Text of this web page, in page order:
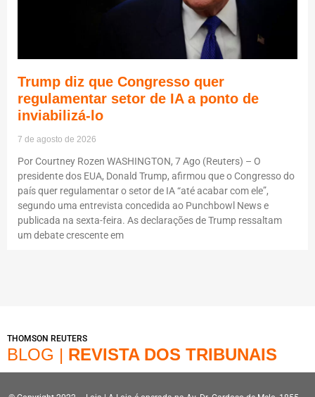
Trump diz que Congresso quer
regulamentar setor de IA a ponto de
inviabilizá-lo
7 de agosto de 2026
Por Courtney Rozen WASHINGTON, 7 Ago (Reuters) – O
presidente dos EUA, Donald Trump, afirmou que o Congresso do
país quer regulamentar o setor de IA “até acabar com ele”,
segundo uma entrevista concedida ao Punchbowl News e
publicada na sexta-feira. As declarações de Trump ressaltam
um debate crescente em
THOMSON REUTERS
BLOG | REVISTA DOS TRIBUNAIS